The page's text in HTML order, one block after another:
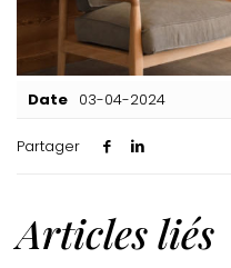
Date 03-04-2024
Partager
Articles liés